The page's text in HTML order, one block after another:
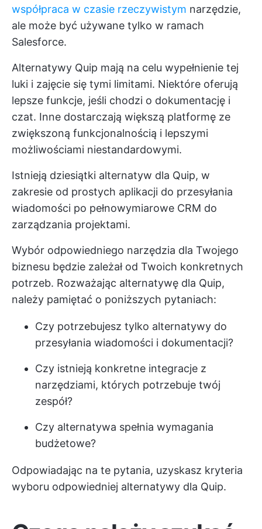
współpraca w czasie rzeczywistym narzędzie,
ale może być używane tylko w ramach
Salesforce.
Alternatywy Quip mają na celu wypełnienie tej
luki i zajęcie się tymi limitami. Niektóre oferują
lepsze funkcje, jeśli chodzi o dokumentację i
czat. Inne dostarczają większą platformę ze
zwiększoną funkcjonalnością i lepszymi
możliwościami niestandardowymi.
Istnieją dziesiątki alternatyw dla Quip, w
zakresie od prostych aplikacji do przesyłania
wiadomości po pełnowymiarowe CRM do
zarządzania projektami.
Wybór odpowiedniego narzędzia dla Twojego
biznesu będzie zależał od Twoich konkretnych
potrzeb. Rozważając alternatywę dla Quip,
należy pamiętać o poniższych pytaniach:
Czy potrzebujesz tylko alternatywy do
przesyłania wiadomości i dokumentacji?
Czy istnieją konkretne integracje z
narzędziami, których potrzebuje twój
zespół?
Czy alternatywa spełnia wymagania
budżetowe?
Odpowiadając na te pytania, uzyskasz kryteria
wyboru odpowiedniej alternatywy dla Quip.